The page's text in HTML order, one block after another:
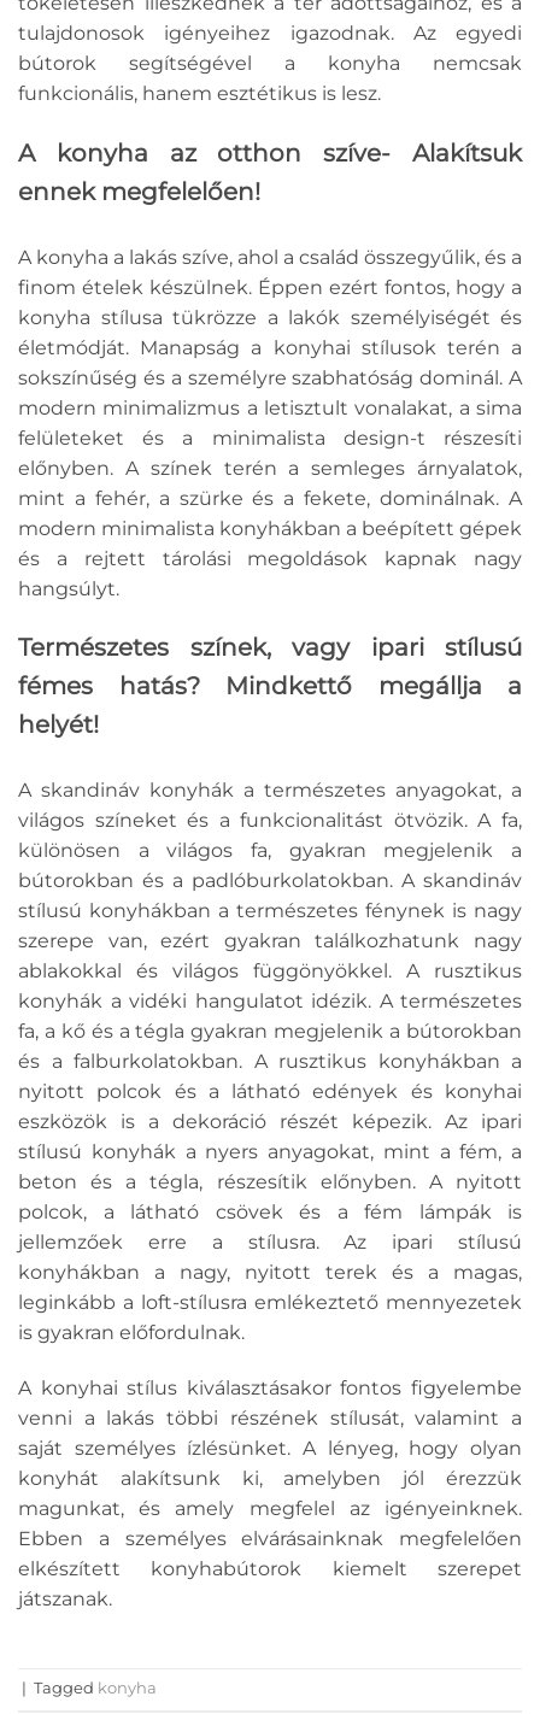
tulajdonosok igényeihez igazodnak. Az egyedi
bútorok segítségével a konyha nemcsak
funkcionális, hanem esztétikus is lesz.
A konyha az otthon szíve- Alakítsuk
ennek megfelelően!
A konyha a lakás szíve, ahol a család összegyűlik, és a
finom ételek készülnek. Éppen ezért fontos, hogy a
konyha stílusa tükrözze a lakók személyiségét és
életmódját. Manapság a konyhai stílusok terén a
sokszínűség és a személyre szabhatóság dominál. A
modern minimalizmus a letisztult vonalakat, a sima
felületeket és a minimalista design-t részesíti
előnyben. A színek terén a semleges árnyalatok,
mint a fehér, a szürke és a fekete, dominálnak. A
modern minimalista konyhákban a beépített gépek
és a rejtett tárolási megoldások kapnak nagy
hangsúlyt.
Természetes színek, vagy ipari stílusú
fémes hatás? Mindkettő megállja a
helyét!
A skandináv konyhák a természetes anyagokat, a
világos színeket és a funkcionalitást ötvözik. A fa,
különösen a világos fa, gyakran megjelenik a
bútorokban és a padlóburkolatokban. A skandináv
stílusú konyhákban a természetes fénynek is nagy
szerepe van, ezért gyakran találkozhatunk nagy
ablakokkal és világos függönyökkel. A rusztikus
konyhák a vidéki hangulatot idézik. A természetes
fa, a kő és a tégla gyakran megjelenik a bútorokban
és a falburkolatokban. A rusztikus konyhákban a
nyitott polcok és a látható edények és konyhai
eszközök is a dekoráció részét képezik. Az ipari
stílusú konyhák a nyers anyagokat, mint a fém, a
beton és a tégla, részesítik előnyben. A nyitott
polcok, a látható csövek és a fém lámpák is
jellemzőek erre a stílusra. Az ipari stílusú
konyhákban a nagy, nyitott terek és a magas,
leginkább a loft-stílusra emlékeztető mennyezetek
is gyakran előfordulnak.
A konyhai stílus kiválasztásakor fontos figyelembe
venni a lakás többi részének stílusát, valamint a
saját személyes ízlésünket. A lényeg, hogy olyan
konyhát alakítsunk ki, amelyben jól érezzük
magunkat, és amely megfelel az igényeinknek.
Ebben a személyes elvárásainknak megfelelően
elkészített konyhabútorok kiemelt szerepet
játszanak.
| Tagged konyha